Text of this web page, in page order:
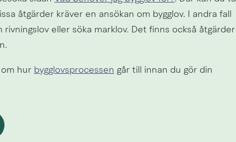
åtgärder kräver en ansökan om bygglov. I andra fall
eller söka marklov. Det finns också åtgärder
hur bygglovsprocessen går till innan du gör din